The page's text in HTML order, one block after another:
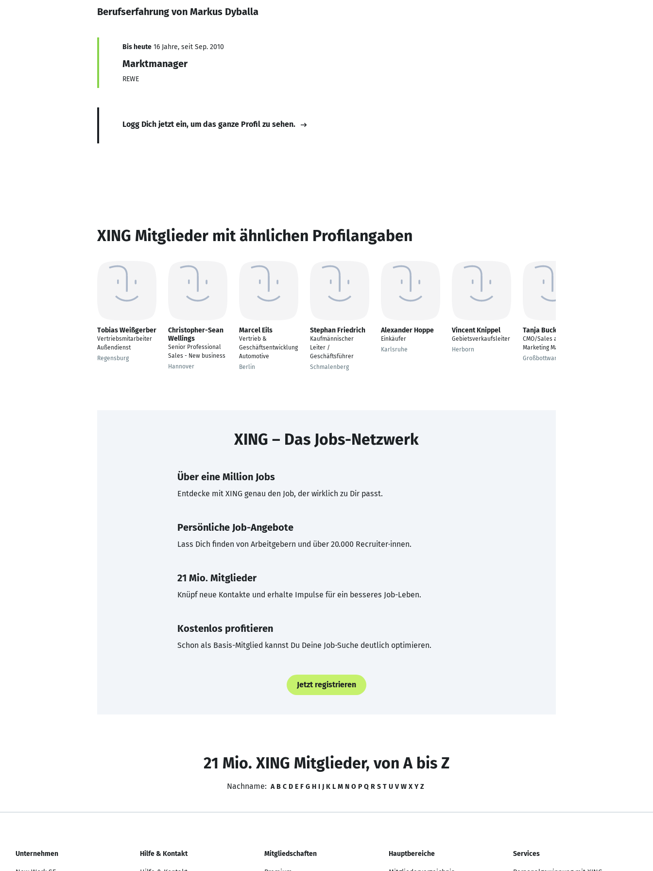
Berufserfahrung von Markus Dyballa
Bis heute 16 Jahre, seit Sep. 2010
Marktmanager
REWE
Logg Dich jetzt ein, um das ganze Profil zu sehen.
XING Mitglieder mit ähnlichen Profilangaben
Tobias Weißgerber
Vertriebsmitarbeiter
Außendienst
Regensburg
Christopher-Sean
Wellings
Senior Professional
Sales - New business
Hannover
Marcel Eils
Vertrieb &
Geschäftsentwicklung
Automotive
Berlin
Stephan Friedrich
Kaufmännischer
Leiter /
Geschäftsführer
Schmalenberg
Alexander Hoppe
Einkäufer
Karlsruhe
Vincent Knippel
Gebietsverkaufsleiter
Herborn
Tanja Buck
CMO/Sales and
Marketing Manager
Großbottwar
XING – Das Jobs-Netzwerk
Über eine Million Jobs
Entdecke mit XING genau den Job, der wirklich zu Dir passt.
Persönliche Job-Angebote
Lass Dich finden von Arbeitgebern und über 20.000 Recruiter·innen.
21 Mio. Mitglieder
Knüpf neue Kontakte und erhalte Impulse für ein besseres Job-Leben.
Kostenlos profitieren
Schon als Basis-Mitglied kannst Du Deine Job-Suche deutlich optimieren.
Jetzt registrieren
21 Mio. XING Mitglieder, von A bis Z
Nachname: A B C D E F G H I J K L M N O P Q R S T U V W X Y Z
Unternehmen Hilfe & Kontakt Mitgliedschaften Hauptbereiche Services